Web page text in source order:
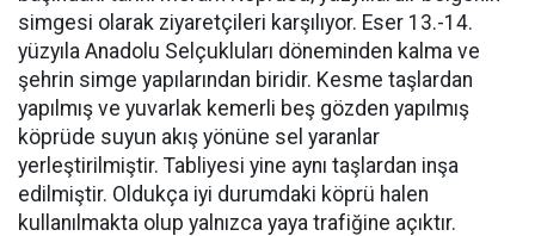
simgesi olarak ziyaretçileri karşılıyor. Eser 13.-14.
yüzyıla Anadolu Selçukluları döneminden kalma ve
şehrin simge yapılarından biridir. Kesme taşlardan
yapılmış ve yuvarlak kemerli beş gözden yapılmış
köprüde suyun akış yönüne sel yaranlar
yerleştirilmiştir. Tabliyesi yine aynı taşlardan inşa
edilmiştir. Oldukça iyi durumdaki köprü halen
kullanılmakta olup yalnızca yaya trafiğine açıktır.